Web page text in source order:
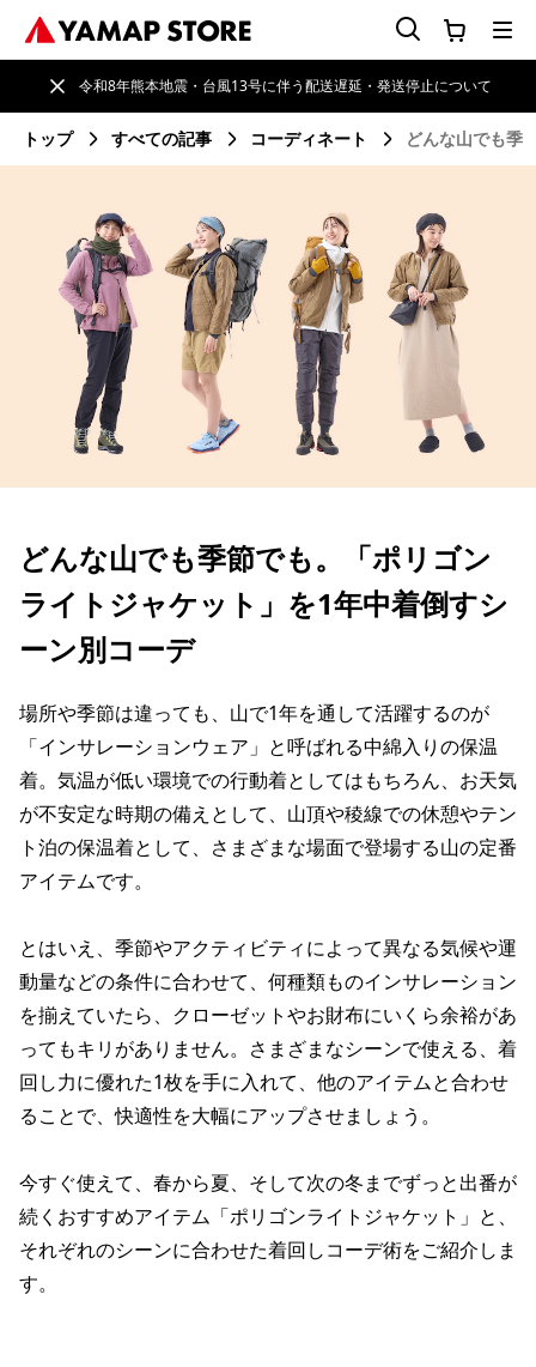
令和8年熊本地震・台風13号に伴う配送遅延・発送停止について
トップ すべての記事 コーディネート どんな山でも季
どんな山でも季節でも。「ポリゴン
ライトジャケット」を1年中着倒すシ
ーン別コーデ
場所や季節は違っても、山で1年を通して活躍するのが
「インサレーションウェア」と呼ばれる中綿入りの保温
着。気温が低い環境での行動着としてはもちろん、お天気
が不安定な時期の備えとして、山頂や稜線での休憩やテン
ト泊の保温着として、さまざまな場面で登場する山の定番
アイテムです。
とはいえ、季節やアクティビティによって異なる気候や運
動量などの条件に合わせて、何種類ものインサレーション
を揃えていたら、クローゼットやお財布にいくら余裕があ
ってもキリがありません。さまざまなシーンで使える、着
回し力に優れた1枚を手に入れて、他のアイテムと合わせ
ることで、快適性を大幅にアップさせましょう。
今すぐ使えて、春から夏、そして次の冬までずっと出番が
続くおすすめアイテム「ポリゴンライトジャケット」と、
それぞれのシーンに合わせた着回しコーデ術をご紹介しま
す。